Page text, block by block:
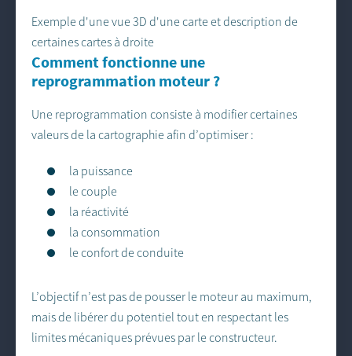
Exemple d'une vue 3D d'une carte et description de
certaines cartes à droite
Comment fonctionne une
reprogrammation moteur ?
Une reprogrammation consiste à modifier certaines
valeurs de la cartographie afin d’optimiser :
la puissance
le couple
la réactivité
la consommation
le confort de conduite
L’objectif n’est pas de pousser le moteur au maximum,
mais de libérer du potentiel tout en respectant les
limites mécaniques prévues par le constructeur.